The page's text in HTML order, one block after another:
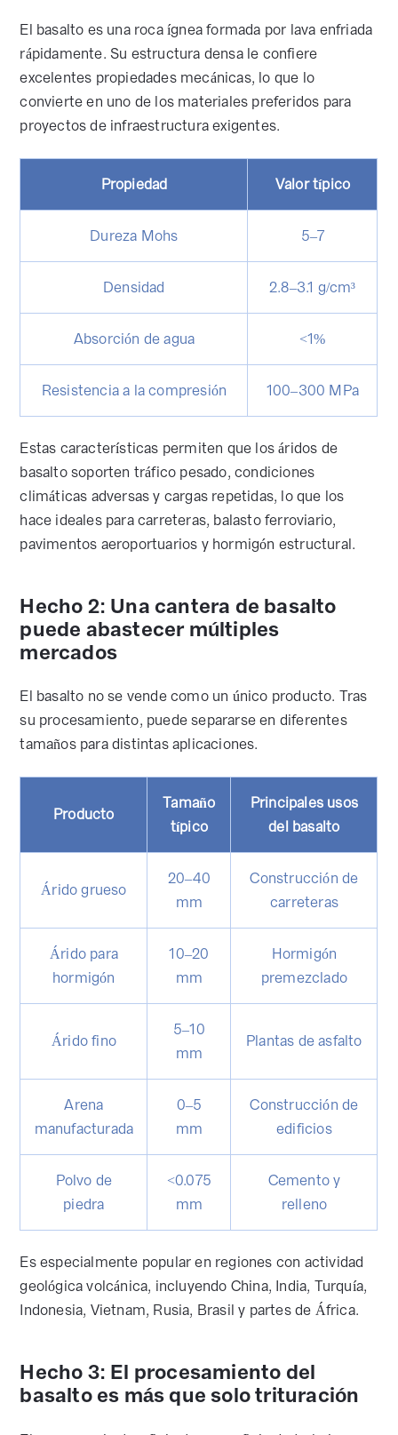
El basalto es una roca ígnea formada por lava enfriada
rápidamente. Su estructura densa le confiere
excelentes propiedades mecánicas, lo que lo
convierte en uno de los materiales preferidos para
proyectos de infraestructura exigentes.
Propiedad Valor típico
Dureza Mohs 5–7
Densidad 2.8–3.1 g/cm³
Absorción de agua <1%
Resistencia a la compresión 100–300 MPa
Estas características permiten que los áridos de
basalto soporten tráfico pesado, condiciones
climáticas adversas y cargas repetidas, lo que los
hace ideales para carreteras, balasto ferroviario,
pavimentos aeroportuarios y hormigón estructural.
Hecho 2: Una cantera de basalto
puede abastecer múltiples
mercados
El basalto no se vende como un único producto. Tras
su procesamiento, puede separarse en diferentes
tamaños para distintas aplicaciones.
Producto
Tamaño
típico
Principales usos
del basalto
Árido grueso
20–40
mm
Construcción de
carreteras
Árido para
hormigón
10–20
mm
Hormigón
premezclado
Árido fino
5–10
mm
Plantas de asfalto
Arena
manufacturada
0–5
mm
Construcción de
edificios
Polvo de
piedra
<0.075
mm
Cemento y
relleno
Es especialmente popular en regiones con actividad
geológica volcánica, incluyendo China, India, Turquía,
Indonesia, Vietnam, Rusia, Brasil y partes de África.
Hecho 3: El procesamiento del
basalto es más que solo trituración